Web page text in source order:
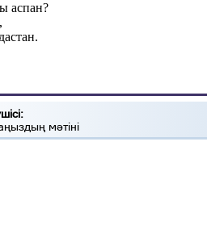
аспан?
мәтіні